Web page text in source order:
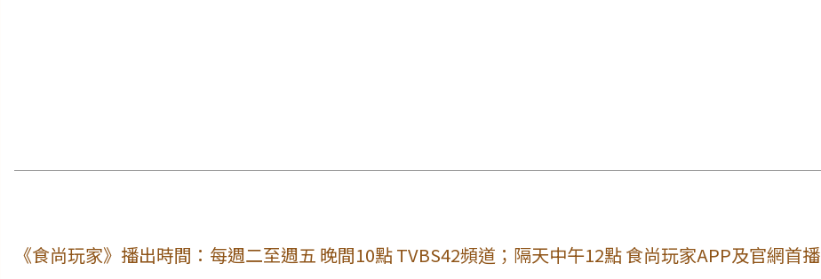
《食尚玩家》播出時間：每週二至週五 晚間10點 TVBS42頻道；隔天中午12點 食尚玩家APP及官網首播